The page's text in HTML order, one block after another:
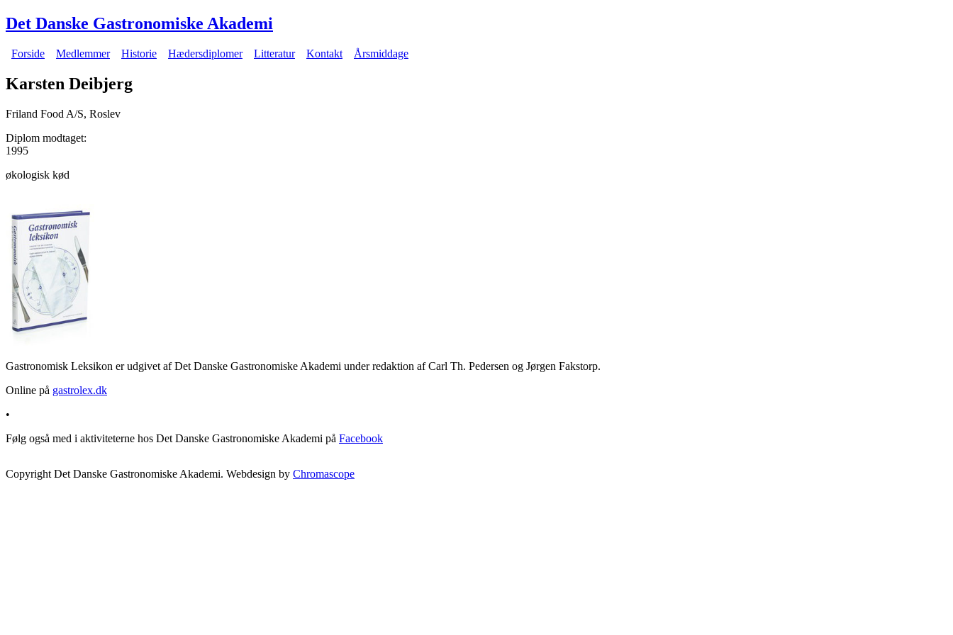
Gå til hovedindhold
Det Danske Gastronomiske Akademi
Forside Medlemmer Historie Hædersdiplomer Litteratur Kontakt Årsmiddage
Karsten Deibjerg
Friland Food A/S, Roslev
Diplom modtaget:
1995
økologisk kød
Gastronomisk Leksikon er udgivet af Det Danske Gastronomiske Akademi under redaktion af Carl Th. Pedersen og Jørgen Fakstorp.
Online på gastrolex.dk
•
Følg også med i aktiviteterne hos Det Danske Gastronomiske Akademi på Facebook
Copyright Det Danske Gastronomiske Akademi. Webdesign by Chromascope